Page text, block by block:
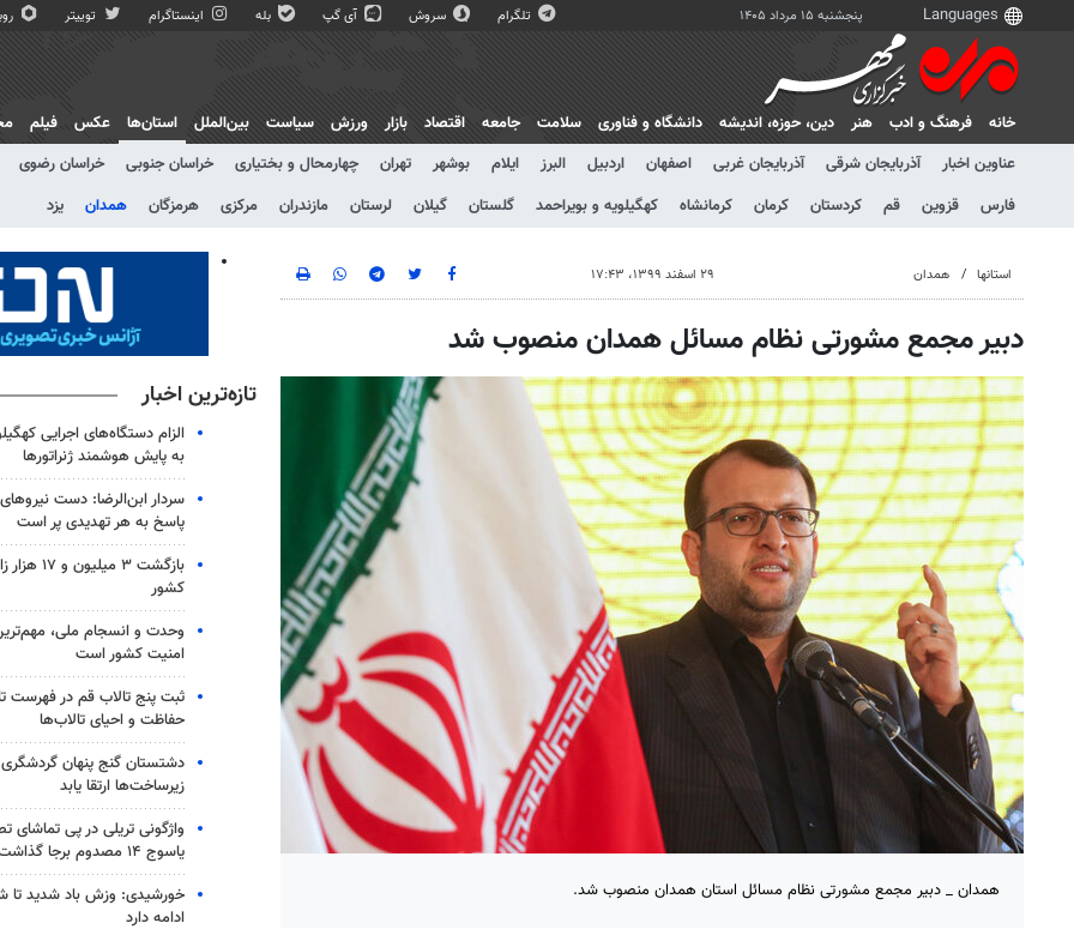
پنجشنبه ۱۵ مرداد ۱۴۰۵ تلگرام سروش آی گپ بله اینستاگرام توییتر
خانه فرهنگ و ادب هنر دين، حوزه، انديشه دانشگاه و فناوری سلامت جامعه اقتصاد بازار ورزش سیاست بین‌الملل
استان‌ها
عناوین اخبار
آذربایجان شرقی آذربایجان غربی اصفهان اردبیل البرز ایلام بوشهر تهران چهارمحال و بختیاری خراسان جنوبی خراسان رضوی
فارس
قزوین قم کردستان کرمان کرمانشاه کهگیلویه و بویراحمد گلستان گیلان لرستان مازندران مرکزی هرمزگان همدان یزد
عکس فیلم
استانها همدان ۲۹ اسفند ۱۳۹۹، ۱۷:۴۳
دبیر مجمع مشورتی نظام مسائل همدان منصوب شد
همدان _ دبیر مجمع مشورتی نظام مسائل استان همدان منصوب شد.
تازه‌ترین اخبار
الزام دستگاه‌های اجرایی
به پایش هوشمند ژنراتورها
سردار ابن‌الرضا: دست
پاسخ به هر تهدیدی پر است
بازگشت ۳
کشور
وحدت و انسجام ملی،
امنیت کشور است
ثبت پنج تالاب قم در فهرست
حفاظت و احیای تالاب‌ها
دشتستان گنج پنهان
زیرساخت‌ها ارتقا یابد
واژگونی تریلی در پی تماشای
یاسوج ۱۴ مصدوم برجا گذاشت
خورشیدی: وزش باد شدید تا
ادامه دارد